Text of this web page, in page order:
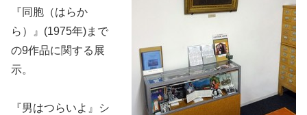
『同胞（はらか
ら）』(1975年)まで
の9作品に関する展
示。
『男はつらいよ』シ